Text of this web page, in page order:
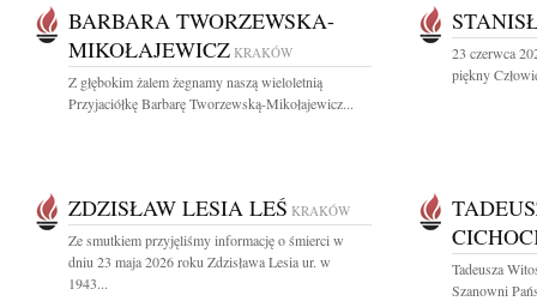
BARBARA TWORZEWSKA-
MIKOŁAJEWICZ KRAKÓW
Z głębokim żalem żegnamy naszą wieloletnią
Przyjaciółkę Barbarę Tworzewską-Mikołajewicz...
23 czerwca
piękny
ZDZISŁAW LESIA LEŚ KRAKÓW
Ze smutkiem przyjęliśmy informację o śmierci w
dniu 23 maja 2026 roku Zdzisława Lesia ur. w
1943...
Tadeusza
Szanowni